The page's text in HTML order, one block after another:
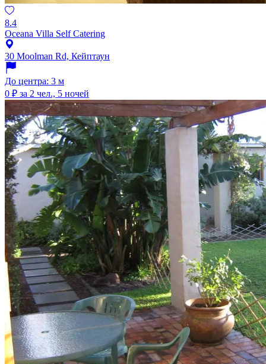
8.4
Oceana Villa Self Catering
30 Moolman Rd, Кейптаун
До центра: 3 м
0 ₽ за 2 чел., 5 ночей